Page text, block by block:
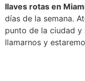
llaves rotas en
días de la semana.
punto de la ciudad y
llamarnos y